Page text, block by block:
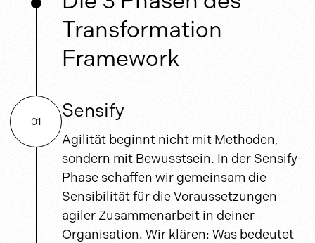
Transformation
Framework
01 Sensify
Agilität beginnt nicht mit Methoden,
sondern mit Bewusstsein. In der Sensify-
Phase schaffen wir gemeinsam die
Sensibilität für die Voraussetzungen
agiler Zusammenarbeit in deiner
Organisation. Wir klären: Was bedeutet